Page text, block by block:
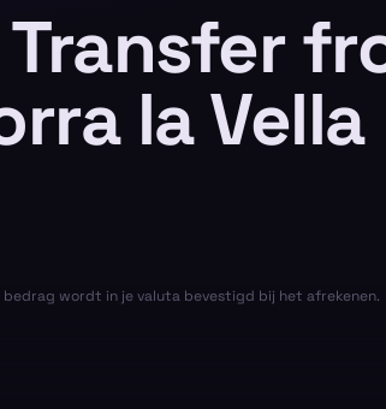
la Vella
wordt in je valuta bevestigd bij het afrekenen.